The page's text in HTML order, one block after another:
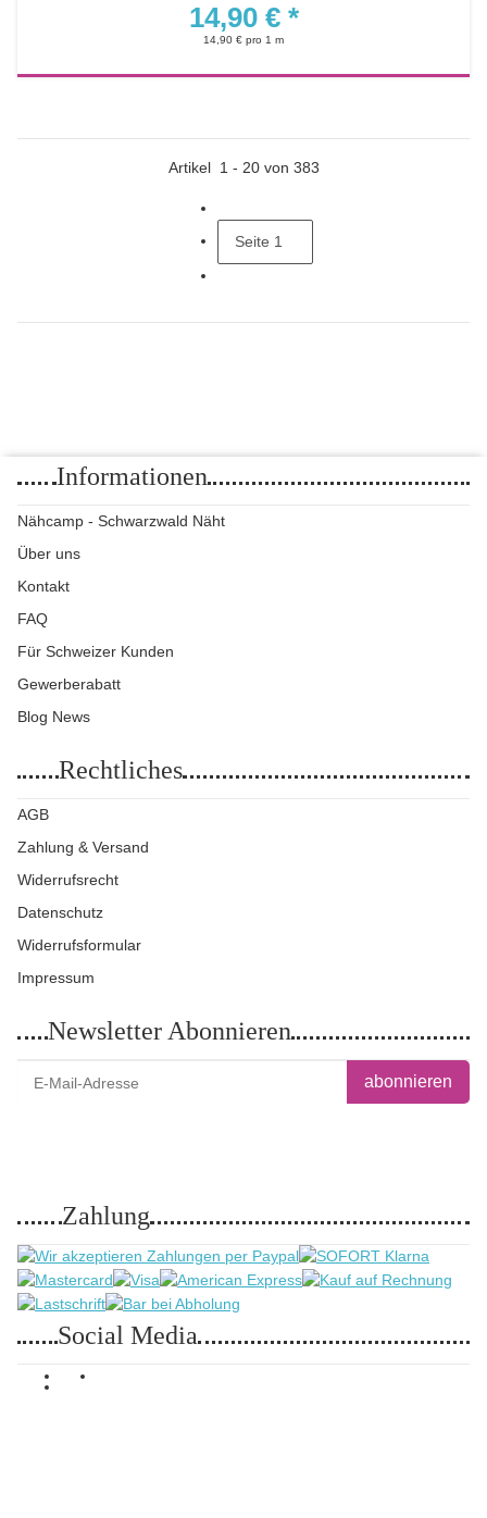
14,90 € *
14,90 € pro 1 m
Artikel 1 - 20von 383
Seite 1
Informationen
Nähcamp - Schwarzwald Näht
Über uns
Kontakt
FAQ
Für Schweizer Kunden
Gewerberabatt
Blog News
Rechtliches
AGB
Zahlung & Versand
Widerrufsrecht
Datenschutz
Widerrufsformular
Impressum
Newsletter Abonnieren
abonnieren
Zahlung
Social Media